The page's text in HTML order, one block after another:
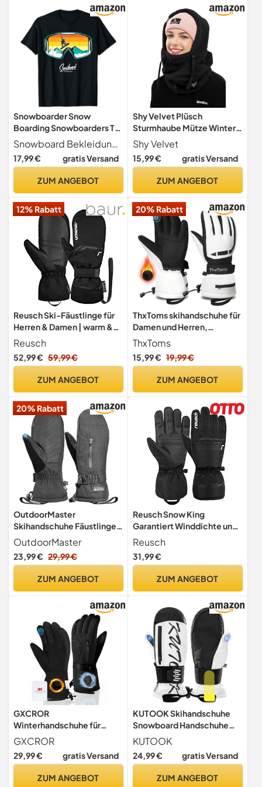
Snowboarder Snow
Boarding Snowboarders T-
Shirt
Snowboard Bekleidung und Snowboarding Geschenke
17,99 € gratis Versand
ZUM ANGEBOT
Shy Velvet Plüsch
Sturmhaube Mütze Winter
Thermo Skimaske Wolle
Balaclava für Radfahren,
Snowboarden, Skifahren,
Gesichtshaube für
Shy Velvet
15,99 € gratis Versand
ZUM ANGEBOT
12% Rabatt
Reusch Ski-Fäustlinge für
Herren & Damen | warm &
wasserdicht | Softshell
Reusch
52,99 € 59,99 €
ZUM ANGEBOT
20% Rabatt
ThxToms skihandschuhe für
Damen und Herren,
Wasserdicht
winterhandschuhe mit 3M
Thinsulate Wärmefutter,
Touchscreen, Laufen,
en,Motorradfahren
ThxToms
15,99 € 19,99 €
ZUM ANGEBOT
20% Rabatt
OutdoorMaster
Skihandschuhe Fäustlinge
für Damen & Herren,
Thermal for Ski
OutdoorMaster
23,99 € 29,99 €
ZUM ANGEBOT
Reusch Snow King
Garantiert Winddichte und
Extra Atmungsaktive
Unisex Winterhandschuhe
Fingerhandschuhe
Skihandschuhe Herren und
Reusch
31,99 €
ZUM ANGEBOT
GXCROR
Winterhandschuhe für
Herren & Damen,
wasserdichte Touchscreen
Skihandschuhe mit 3M
Winddichte Kälteschutz-
GXCROR
29,99 € gratis Versand
ZUM ANGEBOT
KUTOOK Skihandschuhe
Snowboard Handschuhe
Herren Damen Winter
Wasserdicht mit Protektor
Handgelenkschutz Warm
Fäustlinge für Ski
KUTOOK
24,99 € gratis Versand
ZUM ANGEBOT